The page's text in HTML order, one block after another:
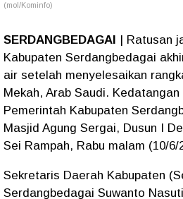
(mol/Kominfo)
SERDANGBEDAGAI | Ratusan
Kabupaten Serdangbedagai
air setelah menyelesaikan
Mekah, Arab Saudi.
Pemerintah Kabupaten
Masjid Agung Sergai, Dusun I
Sei Rampah, Rabu malam (10/6/
Sekretaris Daerah Kabupaten
Serdangbedagai Suwanto